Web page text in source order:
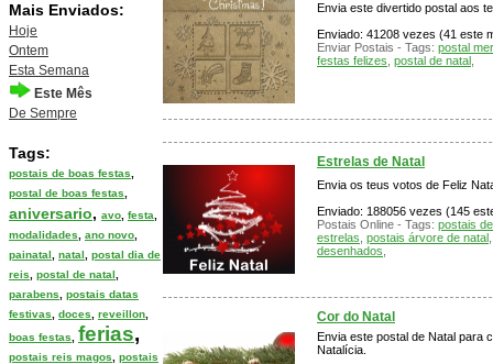
Mais Enviados:
Hoje
Ontem
Esta Semana
Este Mês
De Sempre
Tags:
postais de boas festas
postal de boas festas
aniversario, avo festa
modalidades
ano novo
painatal
natal
postal dia de
reis
postal de natal
parabens
postais datas
festivas
doces reveillon
boas festas
ferias,
postais reis magos
postais
Envia este divertido postal aos
Enviado: 41208 vezes (41 este
Enviar Postais - Tags: postal
festas felizes postal de natal
Estrelas de Natal
Envia os teus votos de Feliz
Enviado: 188056 vezes (145
Postais Online - Tags: postais
estrelas postais árvore de natal
desenhados
Cor do Natal
Envia este postal de Natal para
Natalícia.